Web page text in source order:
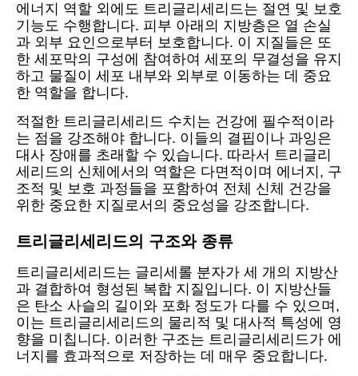
에너지 역할 외에도 트리글리세리드는 절연 및 보호
기능도 수행합니다. 피부 아래의 지방층은 열 손실
과 외부 요인으로부터 보호합니다. 이 지질들은 또
한 세포막의 구성에 참여하여 세포의 무결성을 유지
하고 물질이 세포 내부와 외부로 이동하는 데 중요
한 역할을 합니다.
적절한 트리글리세리드 수치는 건강에 필수적이라
는 점을 강조해야 합니다. 이들의 결핍이나 과잉은
대사 장애를 초래할 수 있습니다. 따라서 트리글리
세리드의 신체에서의 역할은 다면적이며 에너지, 구
조적 및 보호 과정들을 포함하여 전체 신체 건강을
위한 중요한 지질로서의 중요성을 강조합니다.
트리글리세리드의 구조와 종류
트리글리세리드는 글리세롤 분자가 세 개의 지방산
과 결합하여 형성된 복합 지질입니다. 이 지방산들
은 탄소 사슬의 길이와 포화 정도가 다를 수 있으며,
이는 트리글리세리드의 물리적 및 대사적 특성에 영
향을 미칩니다. 이러한 구조는 트리글리세리드가 에
너지를 효과적으로 저장하는 데 매우 중요합니다.